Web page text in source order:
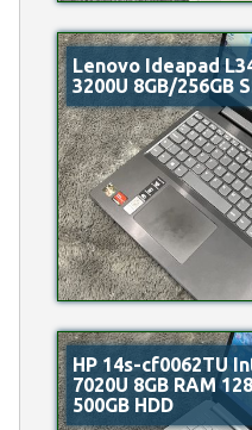
Lenovo Ideapad
3200U 8GB/256GB
HP 14s-cf0062TU
7020U 8GB RAM
500GB HDD